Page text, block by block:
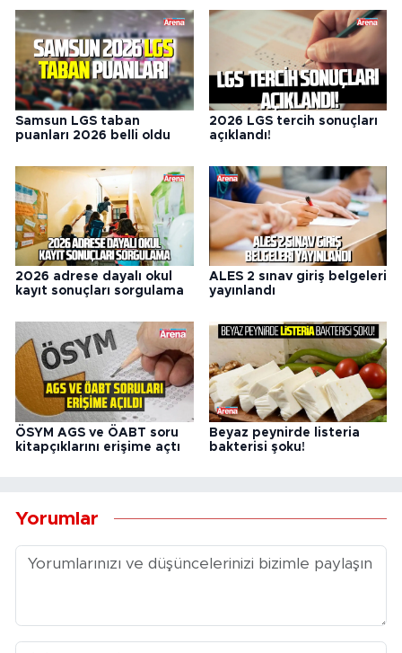
Samsun LGS taban
puanları 2026 belli oldu
2026 LGS tercih sonuçları
açıklandı!
2026 adrese dayalı okul
kayıt sonuçları sorgulama
ALES 2 sınav giriş belgeleri
yayınlandı
ÖSYM AGS ve ÖABT soru
kitapçıklarını erişime açtı
Beyaz peynirde listeria
bakterisi şoku!
Yorumlar